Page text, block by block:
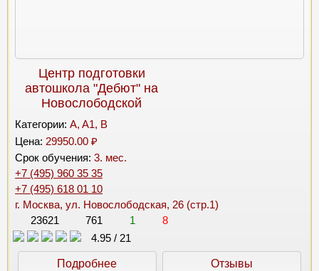
Центр подготовки
автошкола "Дебют" на
Новослободской
Категории: A, A1, B
Цена: 29950.00 ₽
Срок обучения: 3. мес.
+7 (495) 960 35 35
+7 (495) 618 01 10
г. Москва, ул. Новослободская, 26 (стр.1)
23621
761 1
8
4.95 / 21
Подробнее Отзывы